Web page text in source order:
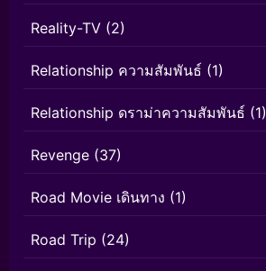
Reality-TV (2)
Relationship ความสัมพันธ์ (1)
Relationship ดราม่าความสัมพันธ์ (1)
Revenge (37)
Road Movie เดินทาง (1)
Road Trip (24)